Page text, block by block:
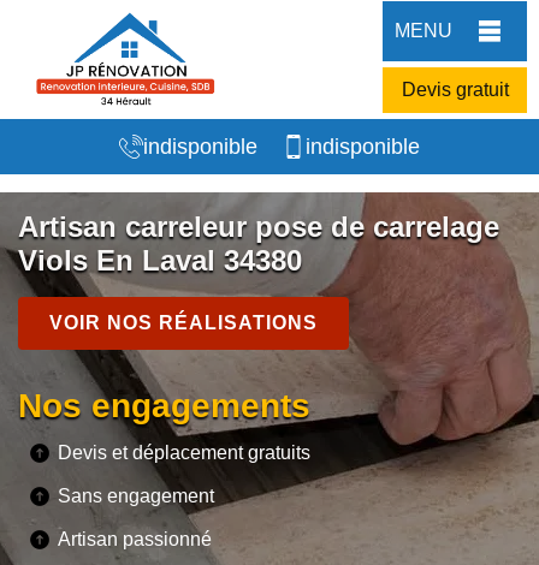
MENU
Devis gratuit
indisponible indisponible
Artisan carreleur pose de carrelage
Viols En Laval 34380
VOIR NOS RÉALISATIONS
Nos engagements
Devis et déplacement gratuits
Sans engagement
Artisan passionné